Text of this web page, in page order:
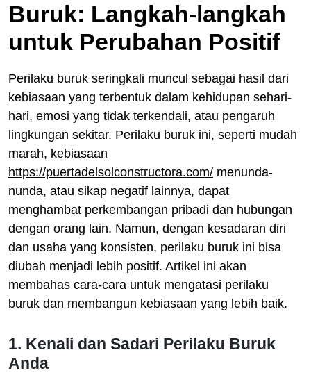
Buruk: Langkah-langkah
untuk Perubahan Positif
Perilaku buruk seringkali muncul sebagai hasil dari
kebiasaan yang terbentuk dalam kehidupan sehari-
hari, emosi yang tidak terkendali, atau pengaruh
lingkungan sekitar. Perilaku buruk ini, seperti mudah
marah, kebiasaan
https://puertadelsolconstructora.com/ menunda-
nunda, atau sikap negatif lainnya, dapat
menghambat perkembangan pribadi dan hubungan
dengan orang lain. Namun, dengan kesadaran diri
dan usaha yang konsisten, perilaku buruk ini bisa
diubah menjadi lebih positif. Artikel ini akan
membahas cara-cara untuk mengatasi perilaku
buruk dan membangun kebiasaan yang lebih baik.
1. Kenali dan Sadari Perilaku Buruk
Anda